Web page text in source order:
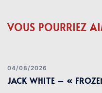
VOUS POURRIEZ
04/08/2026
JACK WHITE – «